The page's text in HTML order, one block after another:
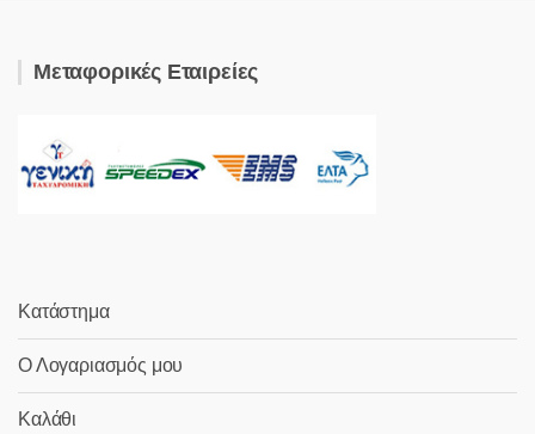
Μεταφορικές Εταιρείες
Κατάστημα
Ο Λογαριασμός μου
Καλάθι